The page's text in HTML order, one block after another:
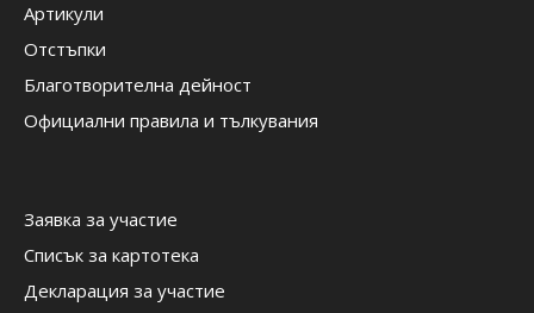
Артикули
Отстъпки
Благотворителна дейност
Официални правила и тълкувания
Заявка за участие
Списък за картотека
Декларация за участие